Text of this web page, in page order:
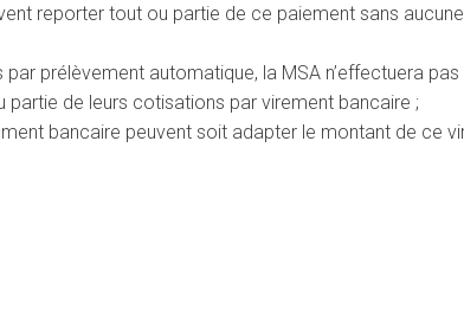
reporter tout ou partie de ce paiement sans
prélèvement automatique, la MSA n’effectuera
de leurs cotisations par virement bancaire ;
bancaire peuvent soit adapter le montant de ce